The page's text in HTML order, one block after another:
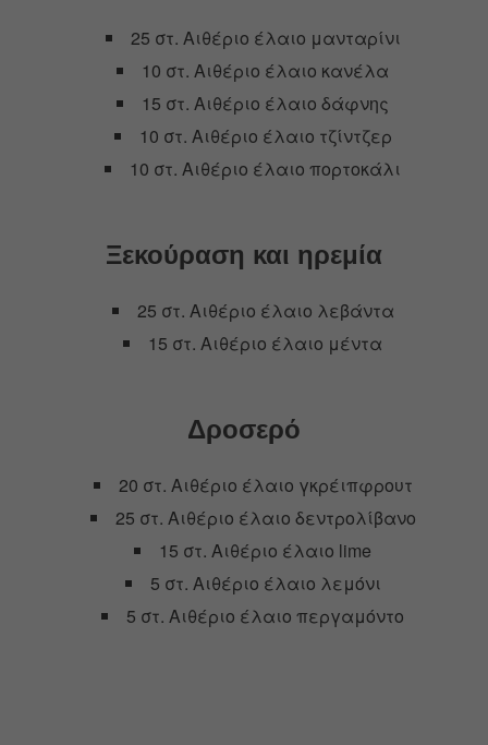
25 στ. Αιθέριο έλαιο μανταρίνι
10 στ. Αιθέριο έλαιο κανέλα
15 στ. Αιθέριο έλαιο δάφνης
10 στ. Αιθέριο έλαιο τζίντζερ
10 στ. Αιθέριο έλαιο πορτοκάλι
Ξεκούραση και ηρεμία
25 στ. Αιθέριο έλαιο λεβάντα
15 στ. Αιθέριο έλαιο μέντα
Δροσερό
20 στ. Αιθέριο έλαιο γκρέιπφρουτ
25 στ. Αιθέριο έλαιο δεντρολίβανο
15 στ. Αιθέριο έλαιο lime
5 στ. Αιθέριο έλαιο λεμόνι
5 στ. Αιθέριο έλαιο περγαμόντο